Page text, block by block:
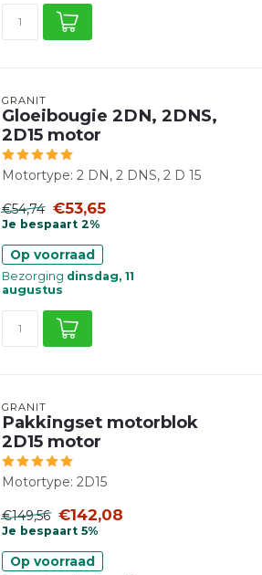
GRANIT
Gloeibougie 2DN, 2DNS,
2D15 motor
Motortype: 2 DN, 2 DNS, 2 D 15
€54,74 €53,65
Je bespaart 2%
Op voorraad
Bezorging dinsdag, 11
augustus
GRANIT
Pakkingset motorblok
2D15 motor
Motortype: 2D15
€149,56 €142,08
Je bespaart 5%
Op voorraad